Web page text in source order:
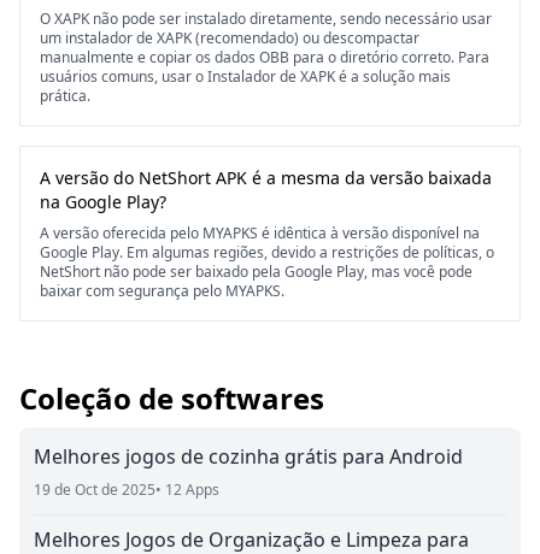
O XAPK não pode ser instalado diretamente, sendo necessário usar
um instalador de XAPK (recomendado) ou descompactar
manualmente e copiar os dados OBB para o diretório correto. Para
usuários comuns, usar o Instalador de XAPK é a solução mais
prática.
A versão do NetShort APK é a mesma da versão baixada
na Google Play?
A versão oferecida pelo MYAPKS é idêntica à versão disponível na
Google Play. Em algumas regiões, devido a restrições de políticas, o
NetShort não pode ser baixado pela Google Play, mas você pode
baixar com segurança pelo MYAPKS.
Coleção de softwares
Melhores jogos de cozinha grátis para Android
19 de Oct de 2025• 12 Apps
Melhores Jogos de Organização e Limpeza para